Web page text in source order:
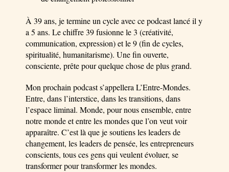
À 39 ans, je termine un cycle avec ce podcast lancé il y
a 5 ans. Le chiffre 39 fusionne le 3 (créativité,
communication, expression) et le 9 (fin de cycles,
spiritualité, humanitarisme). Une fin ouverte,
consciente, prête pour quelque chose de plus grand.
Mon prochain podcast s’appellera L’Entre-Mondes.
Entre, dans l’interstice, dans les transitions, dans
l’espace liminal. Monde, pour nous ensemble, entre
notre monde et entre les mondes que l’on veut voir
apparaître. C’est là que je soutiens les leaders de
changement, les leaders de pensée, les entrepreneurs
conscients, tous ces gens qui veulent évoluer, se
transformer pour transformer les mondes.